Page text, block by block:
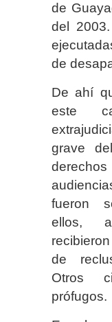
de
del
de
De ahí
este
grave
fueron
ellos,
de
Otros
prófugos.